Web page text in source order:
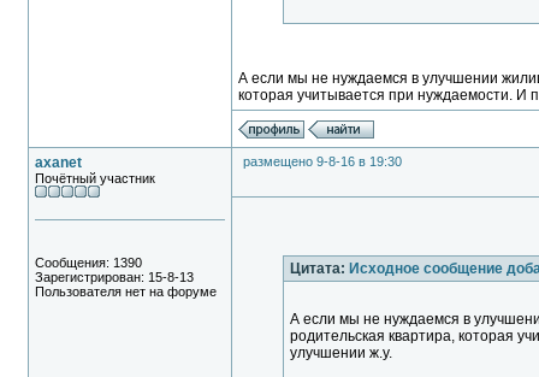
А если мы не нуждаемся в улучшении
которая учитывается при нуждаемости. И
axanet
Почётный участник
Сообщения: 1390
Зарегистрирован: 15-8-13
Пользователя нет на форуме
размещено 9-8-16 в 19:30
Цитата: Исходное сообщение
А если мы не нуждаемся в
родительская квартира, которая
улучшении ж.у.